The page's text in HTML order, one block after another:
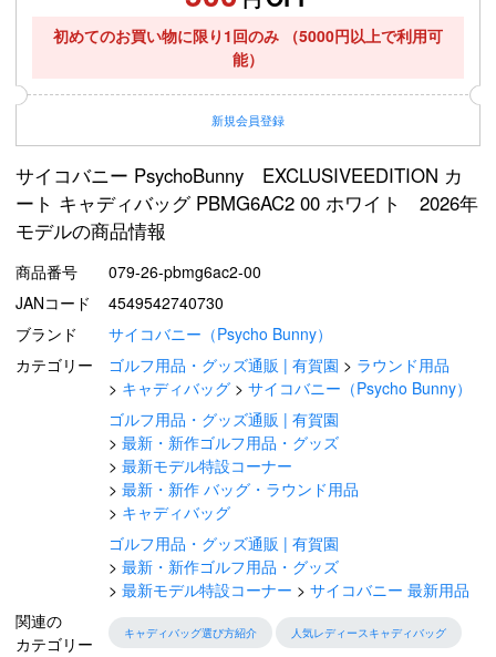
初めてのお買い物に限り1回のみ
（5000円以上で利用可
能）
新規会員登録
サイコバニー PsychoBunny EXCLUSIVEEDITION カ
ート キャディバッグ PBMG6AC2 00 ホワイト 2026年
モデルの商品情報
商品番号
079-26-pbmg6ac2-00
JANコード
4549542740730
ブランド
サイコバニー（Psycho Bunny）
カテゴリー
ゴルフ用品・グッズ通販 | 有賀園
ラウンド用品
キャディバッグ
サイコバニー（Psycho Bunny）
ゴルフ用品・グッズ通販 | 有賀園
最新・新作ゴルフ用品・グッズ
最新モデル特設コーナー
最新・新作 バッグ・ラウンド用品
キャディバッグ
ゴルフ用品・グッズ通販 | 有賀園
最新・新作ゴルフ用品・グッズ
最新モデル特設コーナー
サイコバニー 最新用品
関連の
カテゴリー
キャディバッグ選び方紹介 人気レディースキャディバッグ